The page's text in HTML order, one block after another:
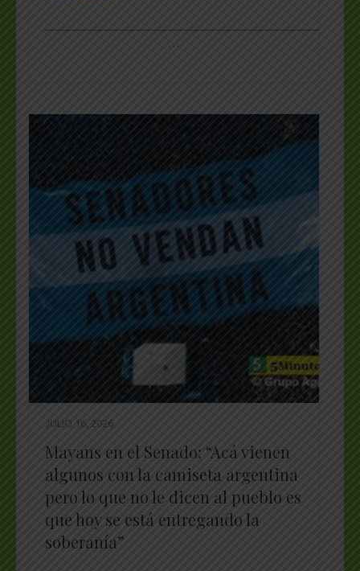
…
JULIO 16, 2026
Mayans en el Senado: “Acá vienen
algunos con la camiseta argentina
pero lo que no le dicen al pueblo es
que hoy se está entregando la
soberanía”